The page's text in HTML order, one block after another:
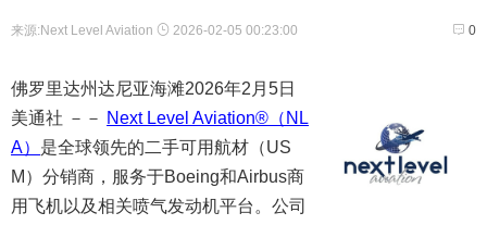
0
来源:Next Level Aviation 2026-02-05 00:23:00
佛罗里达州达尼亚海滩2026年2月5日
美通社 －－ Next Level Aviation®（NL
A） 是全球领先的二手可用航材（US
M）分销商，服务于Boeing和Airbus商
用飞机以及相关喷气发动机平台。公司